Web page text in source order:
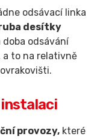
odsávací linka
desítky
odsávání
a to na relativně
instalaci
provozy, které